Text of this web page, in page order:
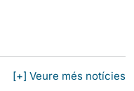
[+] Veure més notícies